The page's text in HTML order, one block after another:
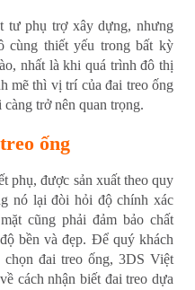
tư phụ trợ xây dựng, nhưng
cùng thiết yếu trong bất kỳ
nhất là khi quá trình đô thị
mẽ thì vị trí của đai treo ống
trở nên quan trọng.
ống
phụ, được sản xuất theo quy
nó lại đòi hỏi độ chính xác
cũng phải đảm bảo chất
bền và đẹp. Để quý khách
đai treo ống, 3DS Việt
cách nhận biết đai treo dựa